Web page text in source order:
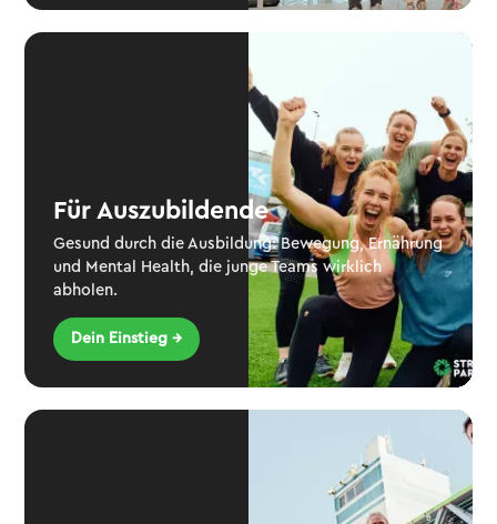
Für Auszubildende
Gesund durch die Ausbildung: Bewegung, Ernährung
und Mental Health, die junge Teams wirklich
abholen.
Dein Einstieg →